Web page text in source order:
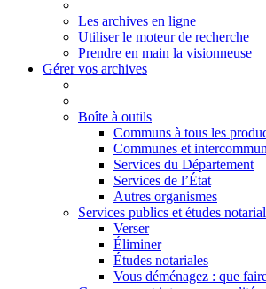
Les archives en ligne
Utiliser le moteur de recherche
Prendre en main la visionneuse
Gérer vos archives
Boîte à outils
Communs à tous les
Communes et
Services du Département
Services de l’État
Autres organismes
Services publics et études
Verser
Éliminer
Études notariales
Vous déménagez : que